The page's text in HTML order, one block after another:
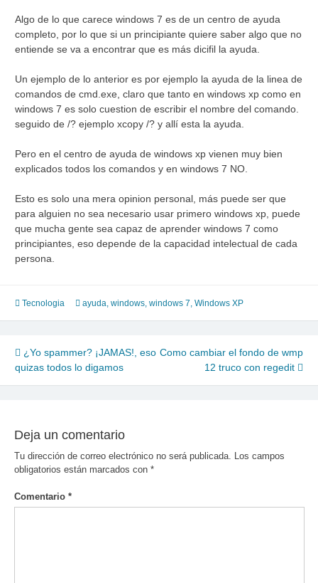
Algo de lo que carece windows 7 es de un centro de ayuda
completo, por lo que si un principiante quiere saber algo que no
entiende se va a encontrar que es más dicifil la ayuda.
Un ejemplo de lo anterior es por ejemplo la ayuda de la linea de
comandos de cmd.exe, claro que tanto en windows xp como en
windows 7 es solo cuestion de escribir el nombre del comando.
seguido de /? ejemplo xcopy /? y allí esta la ayuda.
Pero en el centro de ayuda de windows xp vienen muy bien
explicados todos los comandos y en windows 7 NO.
Esto es solo una mera opinion personal, más puede ser que
para alguien no sea necesario usar primero windows xp, puede
que mucha gente sea capaz de aprender windows 7 como
principiantes, eso depende de la capacidad intelectual de cada
persona.
Tecnologia ayuda, windows, windows 7, Windows XP
Navegación
de
¿Yo spammer? ¡JAMAS!, eso
quizas todos lo digamos
Como cambiar el fondo de wmp
12 truco con regedit
Deja un comentario
Tu dirección de correo electrónico no será publicada.
Los campos
obligatorios están marcados con *
Comentario *